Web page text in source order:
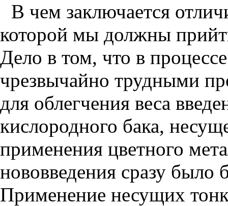
В чем заключается
которой мы должны
Дело в том, что в
чрезвычайно трудными
для облегчения веса
кислородного бака,
применения цветного
нововведения сразу
Применение несущих